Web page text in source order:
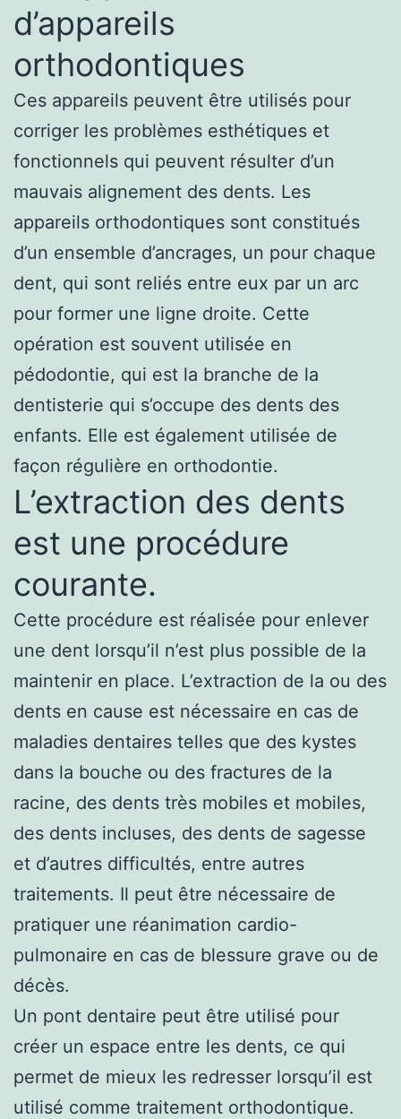
d’appareils
orthodontiques
Ces appareils peuvent être utilisés pour
corriger les problèmes esthétiques et
fonctionnels qui peuvent résulter d’un
mauvais alignement des dents. Les
appareils orthodontiques sont constitués
d’un ensemble d’ancrages, un pour chaque
dent, qui sont reliés entre eux par un arc
pour former une ligne droite. Cette
opération est souvent utilisée en
pédodontie, qui est la branche de la
dentisterie qui s’occupe des dents des
enfants. Elle est également utilisée de
façon régulière en orthodontie.
L’extraction des dents
est une procédure
courante.
Cette procédure est réalisée pour enlever
une dent lorsqu’il n’est plus possible de la
maintenir en place. L’extraction de la ou des
dents en cause est nécessaire en cas de
maladies dentaires telles que des kystes
dans la bouche ou des fractures de la
racine, des dents très mobiles et mobiles,
des dents incluses, des dents de sagesse
et d’autres difficultés, entre autres
traitements. Il peut être nécessaire de
pratiquer une réanimation cardio-
pulmonaire en cas de blessure grave ou de
décès.
Un pont dentaire peut être utilisé pour
créer un espace entre les dents, ce qui
permet de mieux les redresser lorsqu’il est
utilisé comme traitement orthodontique.